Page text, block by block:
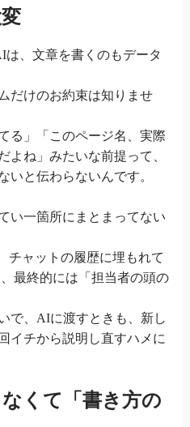
は、文章を書くのもデータ
だけのお約束は知りませ
る」「このページ名、実際
よね」みたいな前提って、
いと伝わらないんです。
い一箇所にまとまってない
チャットの履歴に埋もれて
最終的には「担当者の頭の
で、AIに渡すときも、新し
イチから説明し直すハメに
くて「書き方の